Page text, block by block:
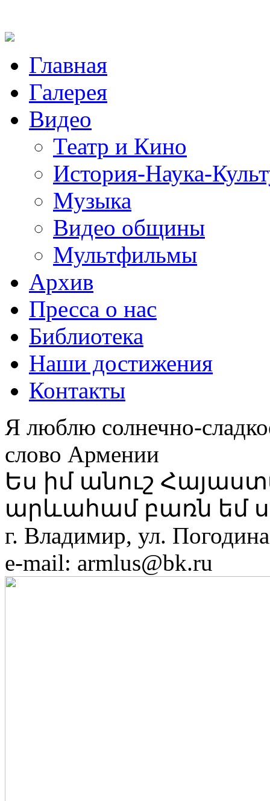
Главная
Галерея
Видео
Театр и Кино
История-Наука-
Музыка
Видео общины
Мультфильмы
Архив
Пресса о нас
Библиотека
Наши достижения
Контакты
Я люблю солнечно-
слово Армении
Ես իմ անուշ
արևահամ բառն եմ
г. Владимир, ул.
e-mail: armlus@bk.ru